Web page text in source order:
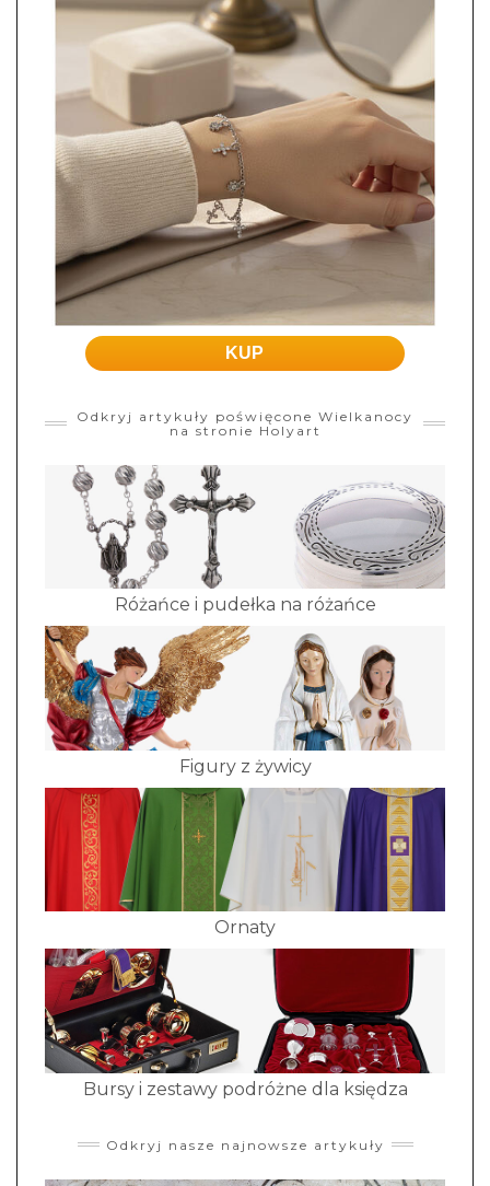
KUP
Odkryj artykuły poświęcone Wielkanocy
na stronie Holyart
Różańce i pudełka na różańce
Figury z żywicy
Ornaty
Bursy i zestawy podróżne dla księdza
Odkryj nasze najnowsze artykuły